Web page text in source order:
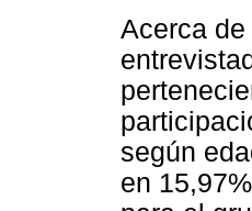
Acerca
según
en